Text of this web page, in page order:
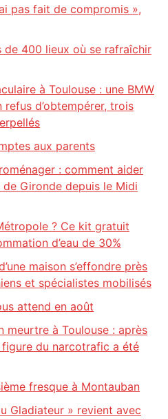
pas fait de compromis »,
400 lieux où se rafraîchir
à Toulouse : une BMW
d’obtempérer, trois
aux parents
: comment aider
Gironde depuis le Midi
? Ce kit gratuit
d’eau de 30%
maison s’effondre près
et spécialistes mobilisés
attend en août
meurtre à Toulouse : après
du narcotrafic a été
fresque à Montauban
Gladiateur » revient avec